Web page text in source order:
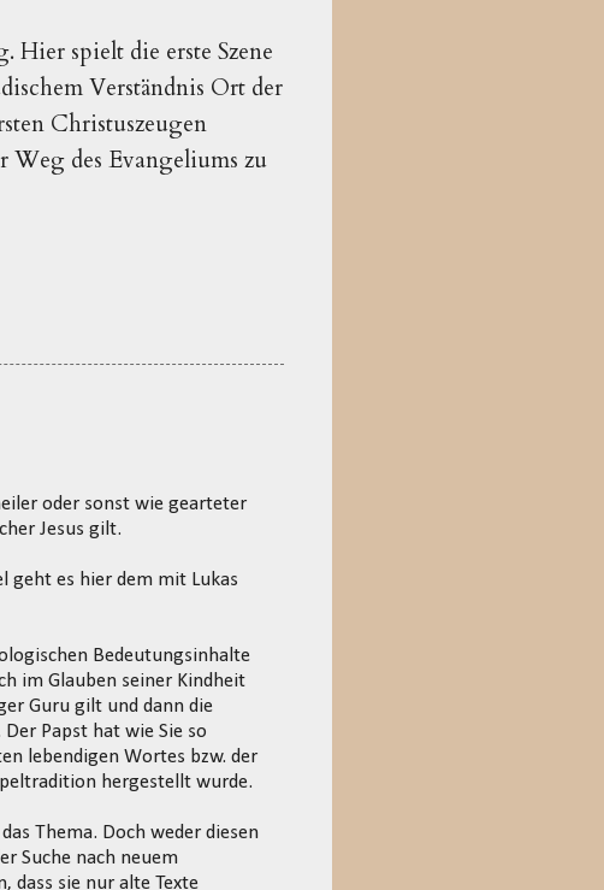
Hier spielt die erste Szene
Verständnis Ort der
Christuszeugen
Weg des Evangeliums zu
oder sonst wie gearteter
Jesus gilt.
geht es hier dem mit Lukas
Bedeutungsinhalte
im Glauben seiner Kindheit
Guru gilt und dann die
Papst hat wie Sie so
lebendigen Wortes bzw. der
hergestellt wurde.
Thema. Doch weder diesen
Suche nach neuem
dass sie nur alte Texte